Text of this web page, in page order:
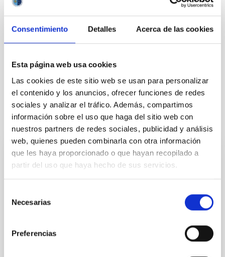
Consentimiento Detalles Acerca de las cookies
Esta página web usa cookies
Las cookies de este sitio web se usan para personalizar
el contenido y los anuncios, ofrecer funciones de redes
sociales y analizar el tráfico. Además, compartimos
información sobre el uso que haga del sitio web con
nuestros partners de redes sociales, publicidad y análisis
web, quienes pueden combinarla con otra información
que les haya proporcionado o que hayan recopilado a
partir del uso que haya hecho de sus servicios.
Necesarias
Preferencias
Contacto:
TIPO DE NOTICIA
Otras noticias relacionadas
NOTA DE PRENSA
Eslovaquia, España y la República Checa
Próxima Generación
un paso decisivo hacia su construcción con el